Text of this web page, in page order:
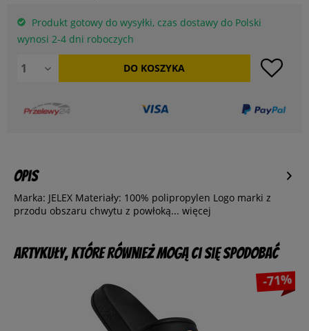
Produkt gotowy do wysyłki, czas dostawy do Polski
wynosi 2-4 dni roboczych
DO KOSZYKA
Opis
Marka: JELEX Materiały: 100% polipropylen Logo marki z
przodu obszaru chwytu z powłoką... więcej
Artykuły, które również mogą Ci się spodobać
-71%